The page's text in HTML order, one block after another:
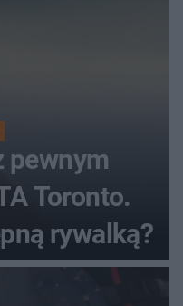
pewnym
Toronto.
rywalką?